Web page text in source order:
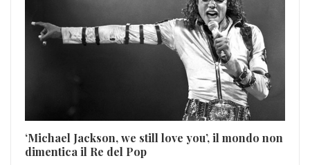
‘Michael Jackson, we still love you’, il mondo non
dimentica il Re del Pop